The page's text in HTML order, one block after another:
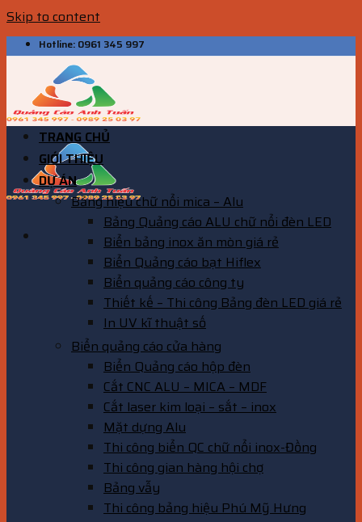
Skip to content
Hotline: 0961 345 997
TRANG CHỦ
GIỚI THIỆU
DỰ ÁN
Bảng hiệu chữ nổi mica – Alu
Bảng Quảng cáo ALU chữ nổi đèn LED
Biển bảng inox ăn mòn giá rẻ
Biển Quảng cáo bạt Hiflex
Biển quảng cáo công ty
Thiết kế – Thi công Bảng đèn LED giá rẻ
In UV kĩ thuật số
Biển quảng cáo cửa hàng
Biển Quảng cáo hộp đèn
Cắt CNC ALU – MICA – MDF
Cắt laser kim loại – sắt – inox
Mặt dựng Alu
Thi công biển QC chữ nổi inox-Đồng
Thi công gian hàng hội chợ
Bảng vẫy
Thi công bảng hiệu Phú Mỹ Hưng